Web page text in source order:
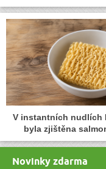
V instantních nudlích
byla zjištěna
Novinky zdarma